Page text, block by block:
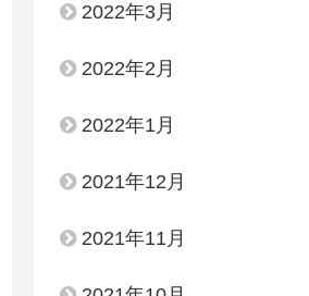
2022年3月
2022年2月
2022年1月
2021年12月
2021年11月